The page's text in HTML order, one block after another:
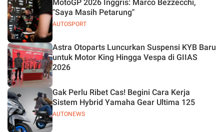
AUTOSPORT
MotoGP 2026 Inggris: Marco Bezzecchi,
"Saya Masih Petarung"
Astra Otoparts Luncurkan Suspensi KYB Baru
untuk Motor King Hingga Vespa di GIIAS
2026
AUTONEWS
Gak Perlu Ribet Cas! Begini Cara Kerja
Sistem Hybrid Yamaha Gear Ultima 125